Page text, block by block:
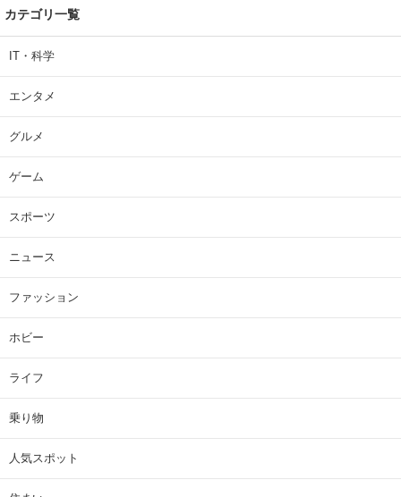
カテゴリ一覧
IT・科学
エンタメ
グルメ
ゲーム
スポーツ
ニュース
ファッション
ホビー
ライフ
乗り物
人気スポット